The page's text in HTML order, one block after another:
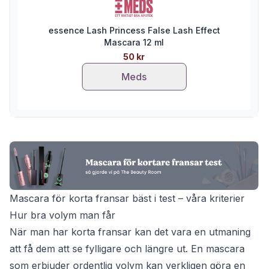
essence Lash Princess False Lash Effect
Mascara 12 ml
50 kr
Meds
Mascara för korta fransar bäst i test – våra kriterier
Hur bra volym man får
När man har korta fransar kan det vara en utmaning
att få dem att se fylligare och längre ut. En mascara
som erbjuder ordentlig volym kan verkligen göra en